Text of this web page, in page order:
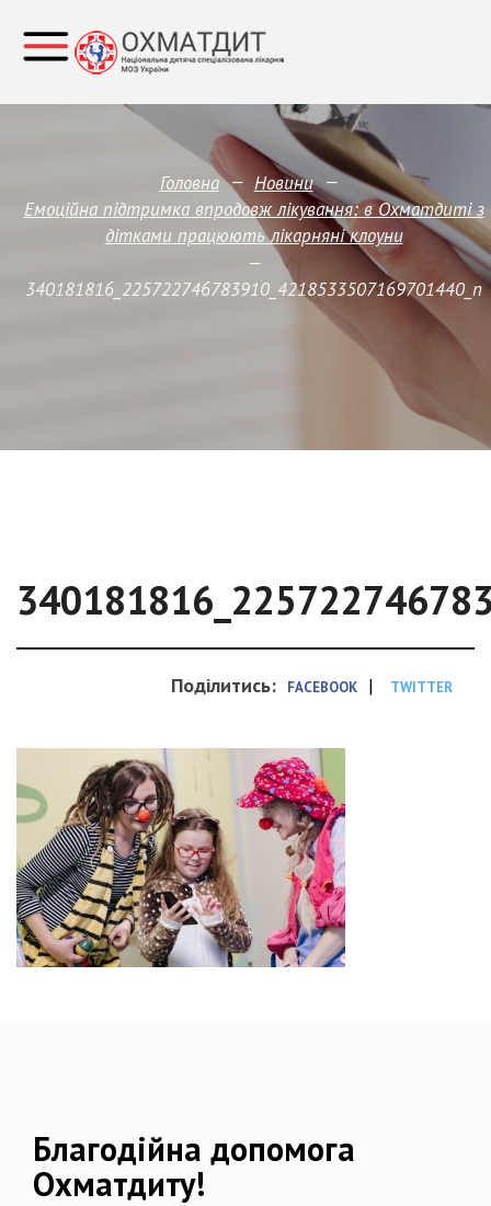
Головна — Новини —
Емоційна підтримка впродовж лікування: в Охматдиті з
дітками працюють лікарняні клоуни
—
340181816_225722746783910_4218533507169701440_n
Поділитись: FACEBOOK | TWITTER
Благодійна допомога
Охматдиту!